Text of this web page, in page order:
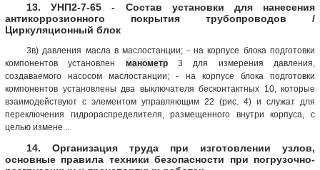
13. УНП2-7-65 - Состав установки для нанесения
антикоррозионного покрытия трубопроводов /
Циркуляционный блок
3в) давления масла в маслостанции; - на корпусе блока подготовки
компонентов установлен манометр3 для измерения давления,
создаваемого насосом маслостанции; - на корпусе блока подготовки
компонентов установлены два выключателя бесконтактных 10, которые
взаимодействуют с элементом управляющим 22 (рис. 4) и служат для
переключения гидрораспределителя, размещенного внутри корпуса, с
целью измене...
14. Организация труда при изготовлении узлов,
основные правила техники безопасности при погрузочно-